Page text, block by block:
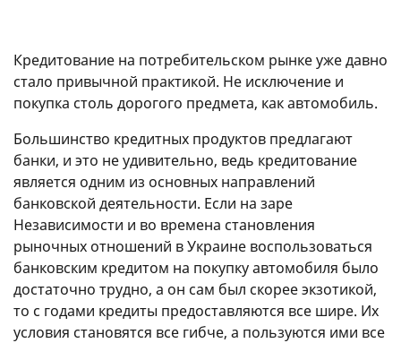
Кредитование на потребительском рынке уже давно
стало привычной практикой. Не исключение и
покупка столь дорогого предмета, как автомобиль.
Большинство кредитных продуктов предлагают
банки, и это не удивительно, ведь кредитование
является одним из основных направлений
банковской деятельности. Если на заре
Независимости и во времена становления
рыночных отношений в Украине воспользоваться
банковским кредитом на покупку автомобиля было
достаточно трудно, а он сам был скорее экзотикой,
то с годами кредиты предоставляются все шире. Их
условия становятся все гибче, а пользуются ими все